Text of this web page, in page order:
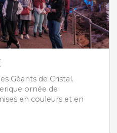
Géants de Cristal.
ornée de
en couleurs et en